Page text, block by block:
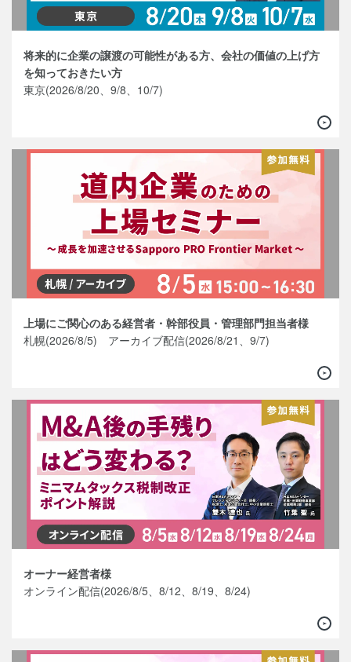
将来的に企業の譲渡の可能性がある方、会社の価値の上げ方
を知っておきたい方
東京(2026/8/20、9/8、10/7)
上場にご関心のある経営者・幹部役員・管理部門担当者様
札幌(2026/8/5) アーカイブ配信(2026/8/21、9/7)
オーナー経営者様
オンライン配信(2026/8/5、8/12、8/19、8/24)